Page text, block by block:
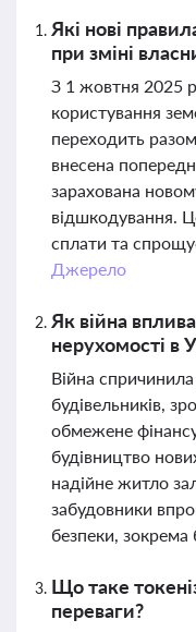
Які нові
при зміні
З 1 жовтня 2025
користування
переходить
внесена
зарахована
відшкодування.
сплати та
Джерело
Як війна
нерухомості в
Війна
будівельників,
обмежене
будівництво
надійне житло
забудовники
безпеки, зокрема
Що таке
переваги?